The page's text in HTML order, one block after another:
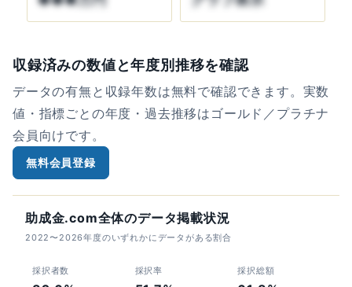
収録済みの数値と年度別推移を確認
データの有無と収録年数は無料で確認できます。実数
値・指標ごとの年度・過去推移はゴールド／プラチナ
会員向けです。
無料会員登録
助成金.com全体のデータ掲載状況
2022〜2026年度のいずれかにデータがある割合
採択者数 採択率 採択総額